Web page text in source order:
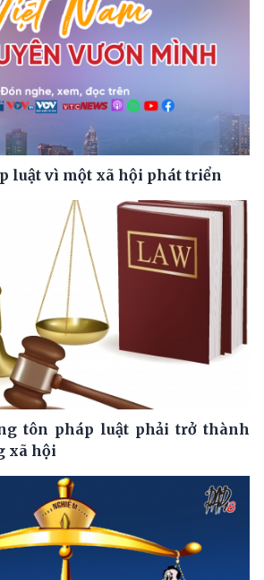
luật vì một xã hội phát triển
tôn pháp luật phải trở thành
xã hội